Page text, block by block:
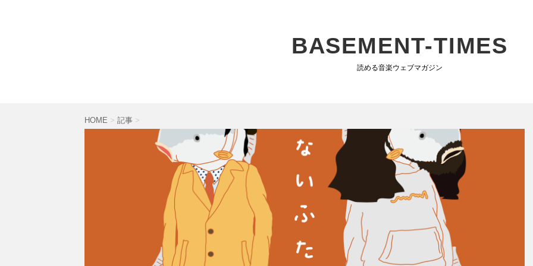
BASEMENT-TIMES
読める音楽ウェブマガジン
HOME > 記事 >